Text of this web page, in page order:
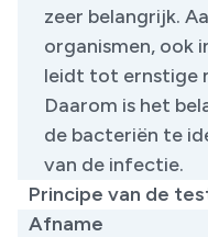
zeer belangrijk.
organismen, ook
leidt tot ernstige
Daarom is het
de bacteriën te
van de infectie.
Principe van de
Afname